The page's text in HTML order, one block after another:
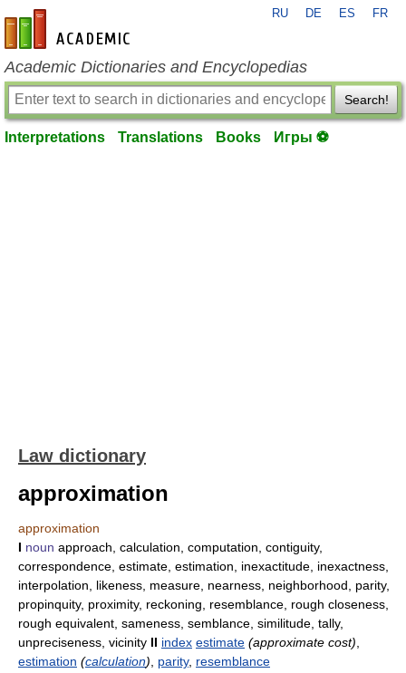
en-academic.com
RU DE ES FR
Academic Dictionaries and Encyclopedias
Search!
Interpretations Translations Books Игры ⚽
Law dictionary
approximation
approximation
I noun approach, calculation, computation, contiguity,
correspondence, estimate, estimation, inexactitude, inexactness,
interpolation, likeness, measure, nearness, neighborhood, parity,
propinquity, proximity, reckoning, resemblance, rough closeness,
rough equivalent, sameness, semblance, similitude, tally,
unpreciseness, vicinity II index estimate (approximate cost)
estimation (calculation) parity, resemblance